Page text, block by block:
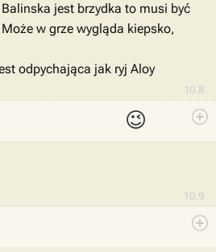
10.8
jest brzydka to musi być
w grze wygląda kiepsko,
odpychająca jak ryj Aloy
😉
10.9